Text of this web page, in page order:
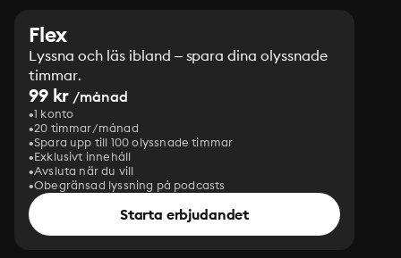
Flex
Lyssna och läs ibland – spara dina olyssnade
timmar.
99 kr /månad
1 konto
20 timmar/månad
Spara upp till 100 olyssnade timmar
Exklusivt innehåll
Avsluta när du vill
Obegränsad lyssning på podcasts
Starta erbjudandet